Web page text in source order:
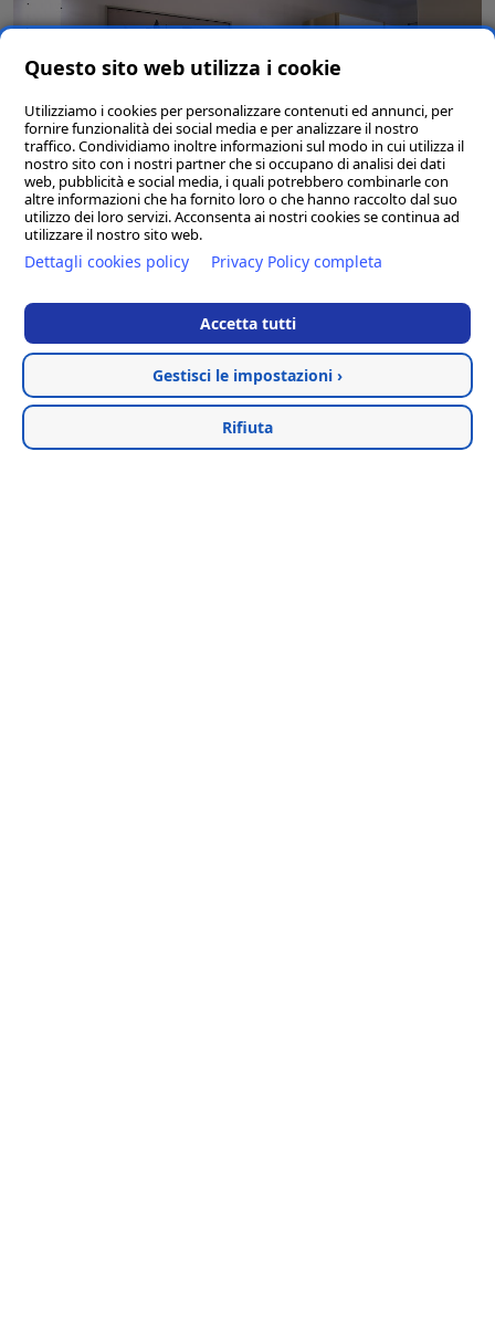
Questo sito web utilizza i cookie
Utilizziamo i cookies per personalizzare contenuti ed annunci, per
fornire funzionalità dei social media e per analizzare il nostro
traffico. Condividiamo inoltre informazioni sul modo in cui utilizza il
nostro sito con i nostri partner che si occupano di analisi dei dati
web, pubblicità e social media, i quali potrebbero combinarle con
altre informazioni che ha fornito loro o che hanno raccolto dal suo
utilizzo dei loro servizi. Acconsenta ai nostri cookies se continua ad
utilizzare il nostro sito web.
Dettagli cookies policy Privacy Policy completa
Accetta tutti
Gestisci le impostazioni ›
Rifiuta